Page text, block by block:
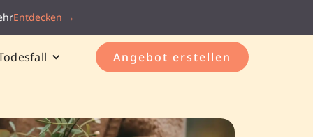
Entdecken →
Angebot erstellen